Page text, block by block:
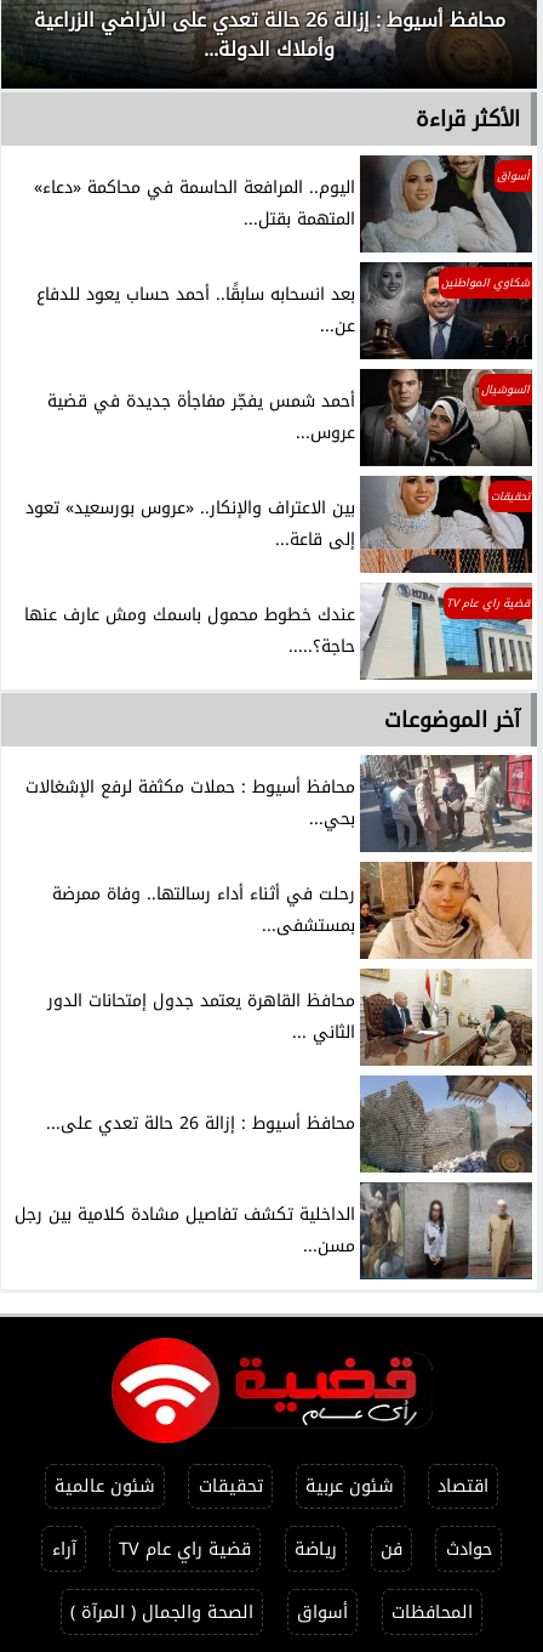
محافظ أسيوط : إزالة 26 حالة تعدي على الأراضي الزراعية
وأملاك الدولة...
الأكثر قراءة
أسواق
اليوم.. المرافعة الحاسمة في محاكمة «دعاء»
المتهمة بقتل...
شكاوي المواطنين
بعد انسحابه سابقًا.. أحمد حساب يعود للدفاع
عن...
السوشيال
أحمد شمس يفجّر مفاجأة جديدة في قضية
عروس...
تحقيقات
بين الاعتراف والإنكار.. «عروس بورسعيد» تعود
إلى قاعة...
قضية راي عام TV
عندك خطوط محمول باسمك ومش عارف عنها
حاجة؟.....
آخر الموضوعات
محافظ أسيوط : حملات مكثفة لرفع الإشغالات
بحي...
رحلت في أثناء أداء رسالتها.. وفاة ممرضة
بمستشفى...
محافظ القاهرة يعتمد جدول إمتحانات الدور
الثاني ...
محافظ أسيوط : إزالة 26 حالة تعدي على...
الداخلية تكشف تفاصيل مشادة كلامية بين رجل
مسن...
اقتصاد شئون عربية تحقيقات
شئون عالمية
حوادث
فن رياضة قضية راي عام TV
آراء
المحافظات
أسواق الصحة والجمال ( المرآة )